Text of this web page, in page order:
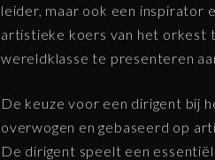
leider, maar ook een inspirator
artistieke koers van het orkest
wereldklasse te presenteren
De keuze voor een dirigent bij
overwogen en gebaseerd op
De dirigent speelt een